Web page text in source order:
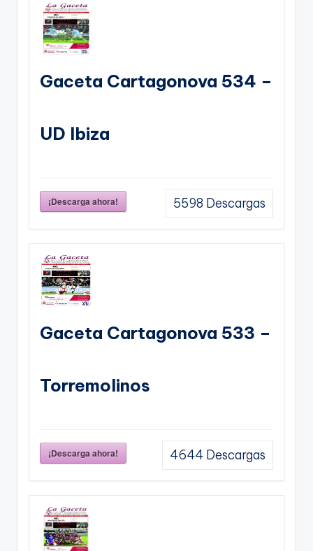
Gaceta Cartagonova 534 –
UD Ibiza
¡Descarga ahora! 5598 Descargas
Gaceta Cartagonova 533 –
Torremolinos
¡Descarga ahora! 4644 Descargas